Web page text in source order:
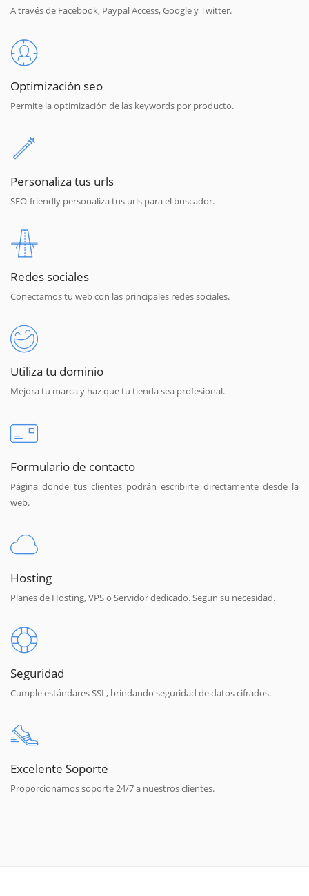
A través de Facebook, Paypal Access, Google y Twitter.
Optimización seo
Permite la optimización de las keywords por producto.
Personaliza tus urls
SEO-friendly personaliza tus urls para el buscador.
Redes sociales
Conectamos tu web con las principales redes sociales.
Utiliza tu dominio
Mejora tu marca y haz que tu tienda sea profesional.
Formulario de contacto
Página donde tus clientes podrán escribirte directamente desde la
web.
Hosting
Planes de Hosting, VPS o Servidor dedicado. Segun su necesidad.
Seguridad
Cumple estándares SSL, brindando seguridad de datos cifrados.
Excelente Soporte
Proporcionamos soporte 24/7 a nuestros clientes.